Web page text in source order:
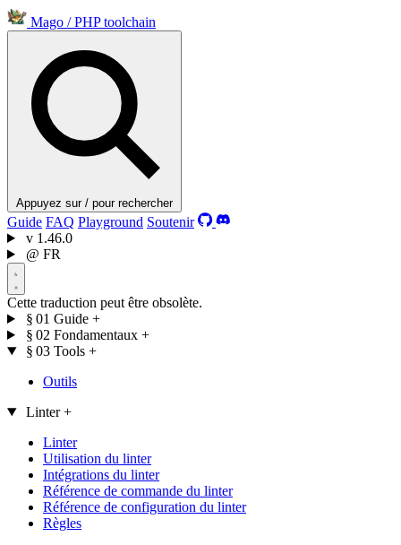
Mago / PHP toolchain
Appuyez sur / pour rechercher
Guide FAQ Playground Soutenir
v 1.46.0
@ FR
Cette traduction peut être obsolète.
§ 01 Guide +
§ 02 Fondamentaux +
§ 03 Tools +
Outils
Linter +
Linter
Utilisation du linter
Intégrations du linter
Référence de commande du linter
Référence de configuration du linter
Règles